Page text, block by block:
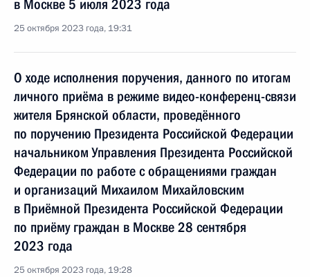
в Москве 5 июля 2023 года
25 октября 2023 года, 19:31
О ходе исполнения поручения, данного по итогам
личного приёма в режиме видео-конференц-связи
жителя Брянской области, проведённого
по поручению Президента Российской Федерации
начальником Управления Президента Российской
Федерации по работе с обращениями граждан
и организаций Михаилом Михайловским
в Приёмной Президента Российской Федерации
по приёму граждан в Москве 28 сентября
2023 года
25 октября 2023 года, 19:28